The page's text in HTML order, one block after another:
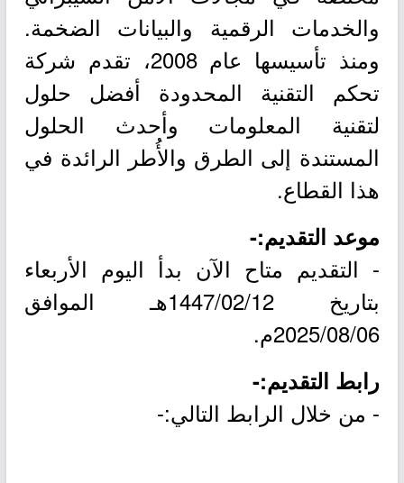
والخدمات الرقمية والبيانات الضخمة.
ومنذ تأسيسها عام 2008، تقدم شركة
تحكم التقنية المحدودة أفضل حلول
لتقنية المعلومات وأحدث الحلول
المستندة إلى الطرق والأُطر الرائدة في
هذا القطاع.
موعد التقديم:-
- التقديم متاح الآن بدأ اليوم الأربعاء
بتاريخ 1447/02/12هـ الموافق
2025/08/06م.
رابط التقديم:-
- من خلال الرابط التالي:-